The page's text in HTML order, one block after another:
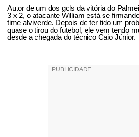
Autor de um dos gols da vitória do
3 x 2, o atacante William está se
time alviverde. Depois de ter tido um
quase o tirou do futebol, ele vem tendo
desde a chegada do técnico Caio Júnior.